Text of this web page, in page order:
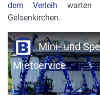
dem Verleih warten
Gelsenkirchen.
Mini- und
Mietservice